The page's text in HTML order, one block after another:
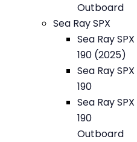
Outboard
Sea Ray SPX
Sea Ray SPX
190 (2025)
Sea Ray SPX
190
Sea Ray SPX
190
Outboard